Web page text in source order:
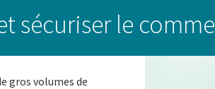
sécuriser le
gros volumes de